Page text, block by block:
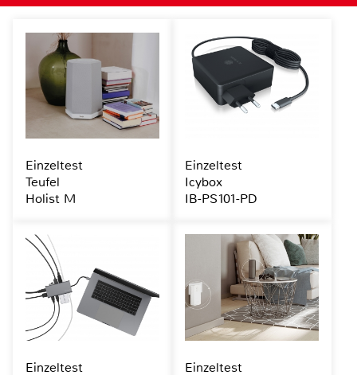
Einzeltest
Teufel
Holist M
Einzeltest
Icybox
IB-PS101-PD
Einzeltest Einzeltest